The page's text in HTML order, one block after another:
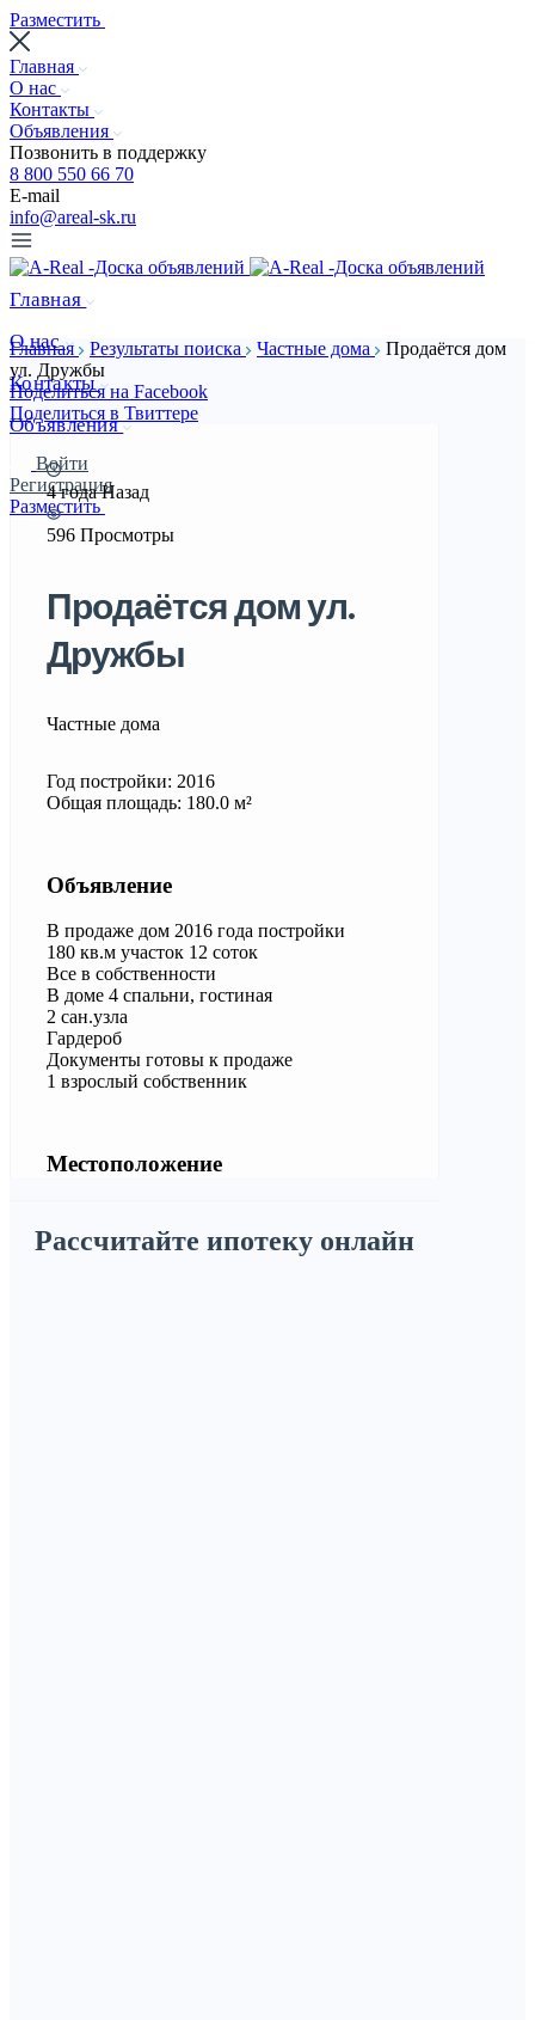
Разместить
Главная
О нас
Контакты
Объявления
Позвонить в поддержку
8 800 550 66 70
E-mail
info@areal-sk.ru
Главная
О нас
Контакты
Объявления
Войти
Регистрация
Разместить
Главная Результаты поиска Частные дома
Продаётся дом
ул. Дружбы
Поделиться на Facebook
Поделиться в Твиттере
4 года Назад
596 Просмотры
Продаётся дом ул.
Дружбы
Частные дома
Год постройки: 2016
Общая площадь: 180.0 м²
Объявление
В продаже дом 2016 года постройки
180 кв.м участок 12 соток
Все в собственности
В доме 4 спальни, гостиная
2 сан.узла
Гардероб
Документы готовы к продаже
1 взрослый собственник
Местоположение
Рассчитайте ипотеку онлайн